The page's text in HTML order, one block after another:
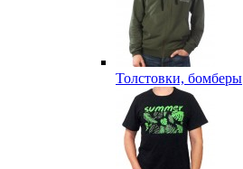
Толстовки, бомберы